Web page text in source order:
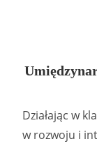
Działając w
w rozwoju i